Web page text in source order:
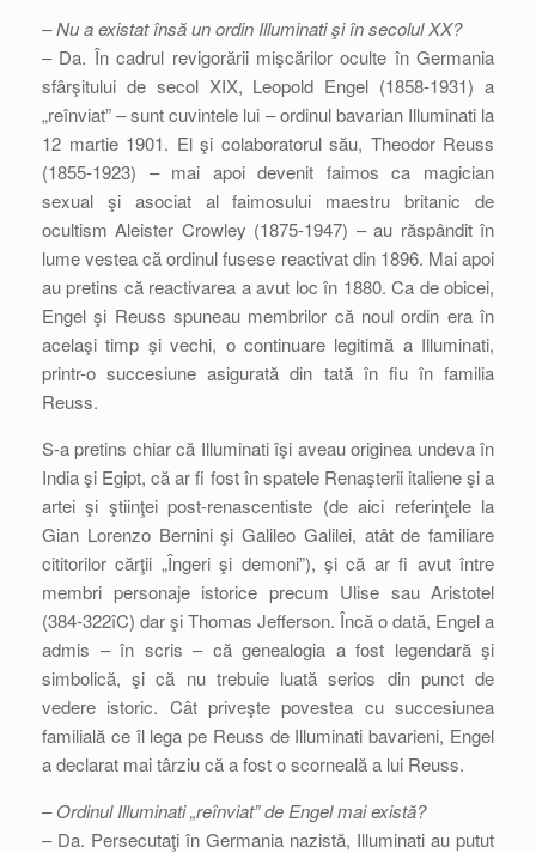
– Nu a existat însă un ordin Illuminati şi în secolul XX?
– Da. În cadrul revigorării mişcărilor oculte în Germania
sfârşitului de secol XIX, Leopold Engel (1858-1931) a
„reînviat” – sunt cuvintele lui – ordinul bavarian Illuminati la
12 martie 1901. El şi colaboratorul său, Theodor Reuss
(1855-1923) – mai apoi devenit faimos ca magician
sexual şi asociat al faimosului maestru britanic de
ocultism Aleister Crowley (1875-1947) – au răspândit în
lume vestea că ordinul fusese reactivat din 1896. Mai apoi
au pretins că reactivarea a avut loc în 1880. Ca de obicei,
Engel şi Reuss spuneau membrilor că noul ordin era în
acelaşi timp şi vechi, o continuare legitimă a Illuminati,
printr-o succesiune asigurată din tată în fiu în familia
Reuss.
S-a pretins chiar că Illuminati îşi aveau originea undeva în
India şi Egipt, că ar fi fost în spatele Renaşterii italiene şi a
artei şi ştiinţei post-renascentiste (de aici referinţele la
Gian Lorenzo Bernini şi Galileo Galilei, atât de familiare
cititorilor cărţii „Îngeri şi demoni”), şi că ar fi avut între
membri personaje istorice precum Ulise sau Aristotel
(384-322îC) dar şi Thomas Jefferson. Încă o dată, Engel a
admis – în scris – că genealogia a fost legendară şi
simbolică, şi că nu trebuie luată serios din punct de
vedere istoric. Cât priveşte povestea cu succesiunea
familială ce îl lega pe Reuss de Illuminati bavarieni, Engel
a declarat mai târziu că a fost o scorneală a lui Reuss.
– Ordinul Illuminati „reînviat” de Engel mai există?
– Da. Persecutaţi în Germania nazistă, Illuminati au putut